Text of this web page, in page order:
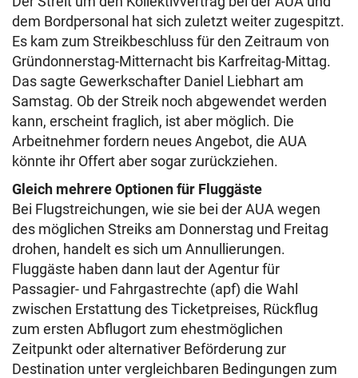
dem Bordpersonal hat sich zuletzt weiter zugespitzt.
Es kam zum Streikbeschluss für den Zeitraum von
Gründonnerstag-Mitternacht bis Karfreitag-Mittag.
Das sagte Gewerkschafter Daniel Liebhart am
Samstag. Ob der Streik noch abgewendet werden
kann, erscheint fraglich, ist aber möglich. Die
Arbeitnehmer fordern neues Angebot, die AUA
könnte ihr Offert aber sogar zurückziehen.
Gleich mehrere Optionen für Fluggäste
Bei Flugstreichungen, wie sie bei der AUA wegen
des möglichen Streiks am Donnerstag und Freitag
drohen, handelt es sich um Annullierungen.
Fluggäste haben dann laut der Agentur für
Passagier- und Fahrgastrechte (apf) die Wahl
zwischen Erstattung des Ticketpreises, Rückflug
zum ersten Abflugort zum ehestmöglichen
Zeitpunkt oder alternativer Beförderung zur
Destination unter vergleichbaren Bedingungen zum